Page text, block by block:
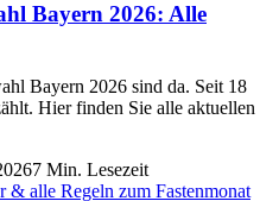
Bayern 2026: Alle
Bayern 2026 sind da. Seit 18
Hier finden Sie alle aktuellen
7 Min. Lesezeit